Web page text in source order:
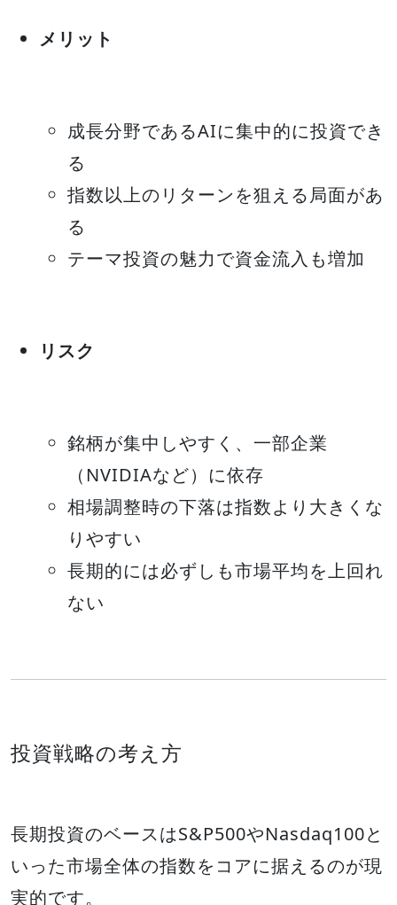
メリット
成長分野であるAIに集中的に投資でき
る
指数以上のリターンを狙える局面があ
る
テーマ投資の魅力で資金流入も増加
リスク
銘柄が集中しやすく、一部企業
（NVIDIAなど）に依存
相場調整時の下落は指数より大きくな
りやすい
長期的には必ずしも市場平均を上回れ
ない
投資戦略の考え方
長期投資のベースはS&P500やNasdaq100と
いった市場全体の指数をコアに据えるのが現
実的です。